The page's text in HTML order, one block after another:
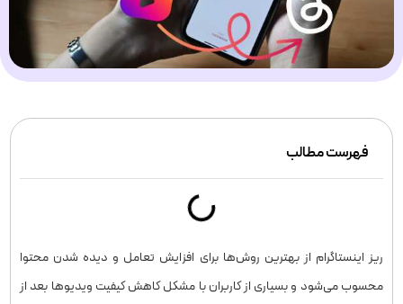
فهرست مطالب
ریز اینستاگرام از بهترین روش‌ها برای افزایش تعامل و دیده شدن محتوا
محسوب می‌شود و بسیاری از کاربران با مشکل کاهش کیفیت ویدیوها بعد از